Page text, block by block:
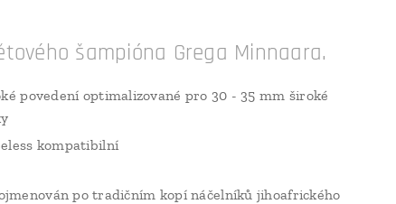
šampióna Grega Minnaara.
povedení optimalizované pro 30 - 35 mm široké
kompatibilní
po tradičním kopí náčelníků jihoafrického